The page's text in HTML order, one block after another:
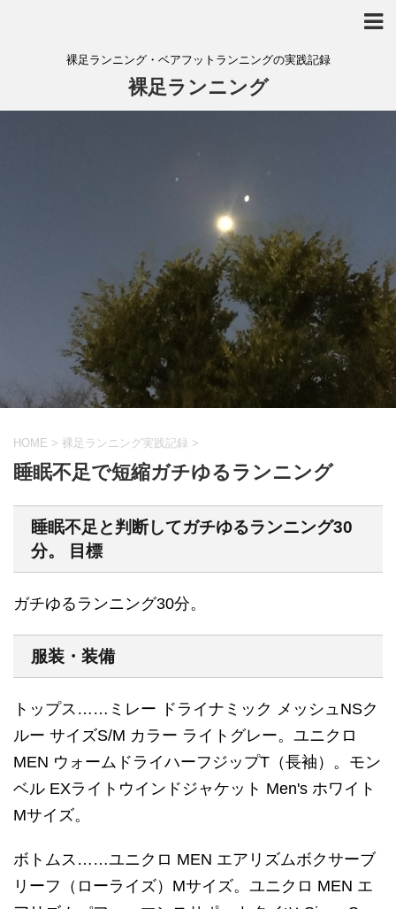
裸足ランニング・ベアフットランニングの実践記録
裸足ランニング
HOME > 裸足ランニング実践記録 >
睡眠不足で短縮ガチゆるランニング
睡眠不足と判断してガチゆるランニング30
分。
目標
ガチゆるランニング30分。
服装・装備
トップス……ミレー ドライナミック メッシュNSク
ルー サイズS/M カラー ライトグレー。ユニクロ
MEN ウォームドライハーフジップT（長袖）。モン
ベル EXライトウインドジャケット Men's ホワイト
Mサイズ。
ボトムス……ユニクロ MEN エアリズムボクサーブ
リーフ（ローライズ）Mサイズ。ユニクロ MEN エ